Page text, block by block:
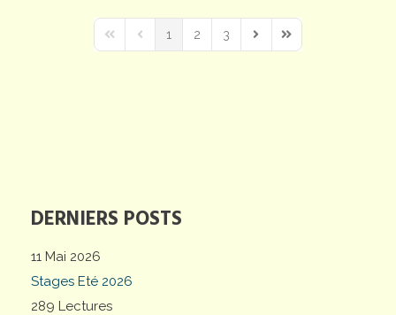
DERNIERS POSTS
11 Mai 2026
Stages Eté 2026
289 Lectures
First PagePrevious Page
1 2 3
Next PageLast Page